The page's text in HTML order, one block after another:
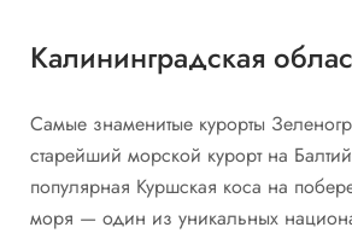
Калининградская
Самые знаменитые курорты
старейший морской курорт на
популярная Куршская коса на
моря — один из уникальных